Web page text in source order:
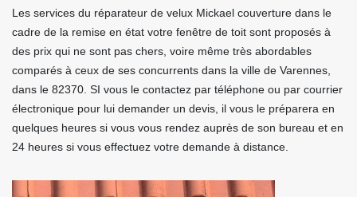
Les services du réparateur de velux Mickael couverture dans le
cadre de la remise en état votre fenêtre de toit sont proposés à
des prix qui ne sont pas chers, voire même très abordables
comparés à ceux de ses concurrents dans la ville de Varennes,
dans le 82370. SI vous le contactez par téléphone ou par courrier
électronique pour lui demander un devis, il vous le préparera en
quelques heures si vous vous rendez auprès de son bureau et en
24 heures si vous effectuez votre demande à distance.